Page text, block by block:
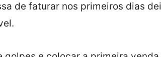
de faturar nos primeiros dias